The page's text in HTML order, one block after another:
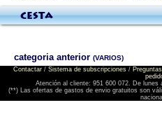
Cesta
categoria anterior (VARIOS)
Contactar/ Sistema de subscripciones/
Atención al cliente: 951 600 072. De lunes
(**) Las ofertas de gastos de envio gratuitos son